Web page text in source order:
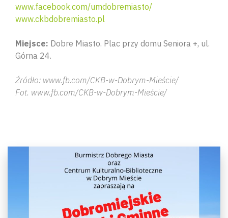
www.facebook.com/umdobremiasto/
www.ckbdobremiasto.pl
Miejsce: Dobre Miasto. Plac przy domu Seniora +, ul.
Górna 24.
Źródło: www.fb.com/CKB-w-Dobrym-Mieście/
Fot. www.fb.com/CKB-w-Dobrym-Mieście/